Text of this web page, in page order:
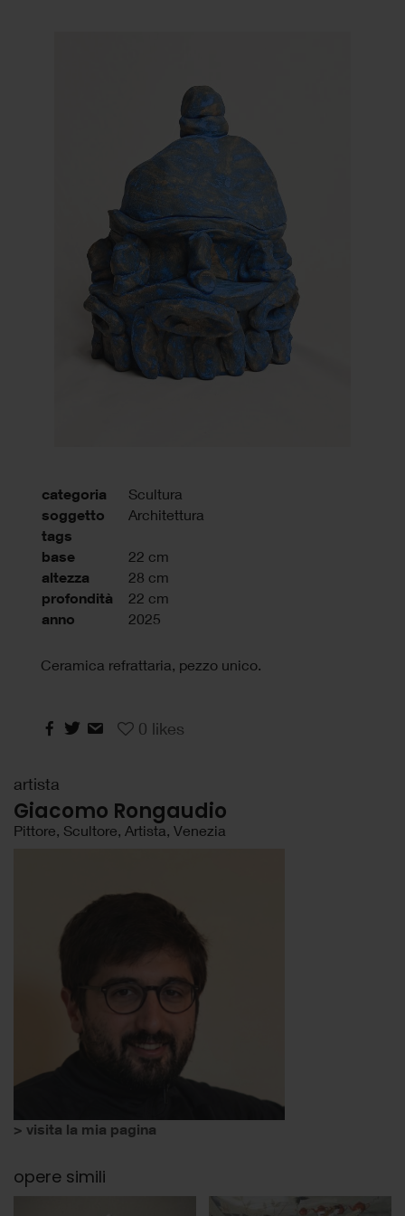
categoria Scultura
soggetto Architettura
tags
base
22 cm
altezza 28 cm
profondità 22 cm
anno 2025
Ceramica refrattaria, pezzo unico.
0 likes
artista
Giacomo Rongaudio
Pittore, Scultore, Artista, Venezia
> visita la mia pagina
opere simili